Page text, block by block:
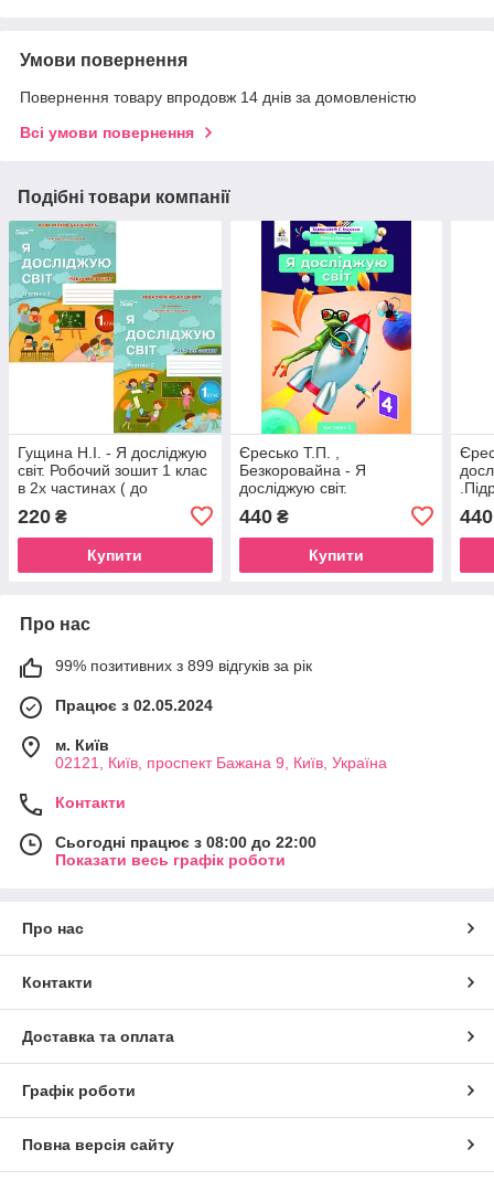
Умови повернення
Повернення товару впродовж 14 днів за домовленістю
Всі умови повернення
Подібні товари компанії
Гущина Н.І. - Я досліджую
світ. Робочий зошит 1 клас
в 2х частинах ( до
видання 2025 )
220 ₴
Купити
Єресько Т.П. ,
Безкоровайна - Я
досліджую світ.
Підручник.4 клас Частина
2 (за редакцією
Вашуленка М.С.)
440₴
Купити
440
Про нас
99% позитивних з 899 відгуків за рік
Працює з 02.05.2024
м. Київ
02121, Київ, проспект Бажана 9, Київ, Україна
Контакти
Сьогодні працює з 08:00 до 22:00
Показати весь графік роботи
Про нас
Контакти
Доставка та оплата
Графік роботи
Повна версія сайту